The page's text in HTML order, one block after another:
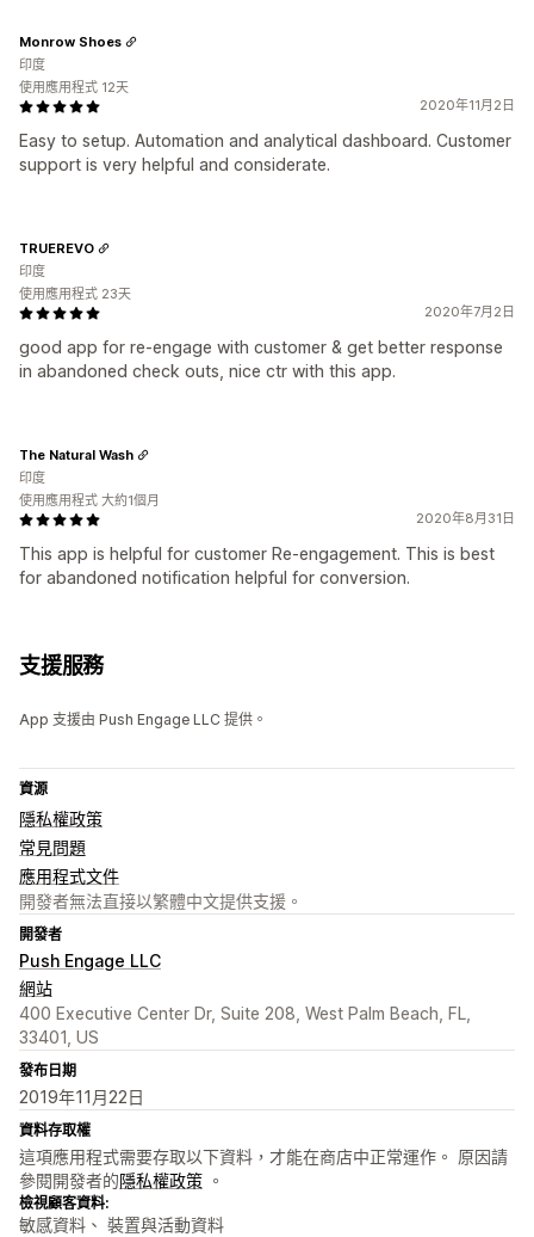
2020年11月2日
Easy to setup. Automation and analytical dashboard. Customer
support is very helpful and considerate.
Monrow Shoes
印度
使用應用程式 12天
2020年7月2日
good app for re-engage with customer & get better response
in abandoned check outs, nice ctr with this app.
TRUEREVO
印度
使用應用程式 23天
2020年8月31日
This app is helpful for customer Re-engagement. This is best
for abandoned notification helpful for conversion.
The Natural Wash
印度
使用應用程式 大約1個月
支援服務
App 支援由 Push Engage LLC 提供。
資源
隱私權政策
常見問題
應用程式文件
開發者無法直接以繁體中文提供支援。
開發者
Push Engage LLC
網站
400 Executive Center Dr, Suite 208, West Palm Beach, FL,
33401, US
發布日期
2019年11月22日
資料存取權
這項應用程式需要存取以下資料，才能在商店中正常運作。 原因請
參閱開發者的隱私權政策 。
檢視顧客資料:
敏感資料、 裝置與活動資料